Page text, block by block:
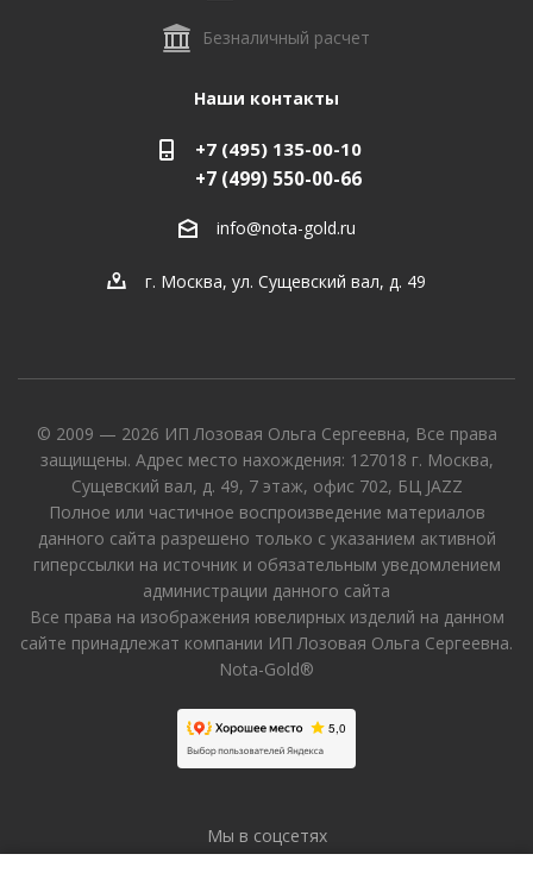
Безналичный расчет
Наши контакты
+7 (495) 135-00-10
+7 (499) 550-00-66
info@nota-gold.ru
г. Москва, ул. Сущевский вал, д. 49
© 2009 — 2026 ИП Лозовая Ольга Сергеевна, Все права
защищены. Адрес место нахождения: 127018 г. Москва,
Сущевский вал, д. 49, 7 этаж, офис 702, БЦ JAZZ
Полное или частичное воспроизведение материалов
данного сайта разрешено только с указанием активной
гиперссылки на источник и обязательным уведомлением
администрации данного сайта
Все права на изображения ювелирных изделий на данном
сайте принадлежат компании ИП Лозовая Ольга Сергеевна.
Nota-Gold®
Мы в соцсетях